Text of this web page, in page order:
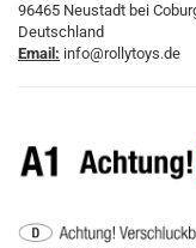
96465 Neustadt bei
Deutschland
Email: info@rollytoys.de